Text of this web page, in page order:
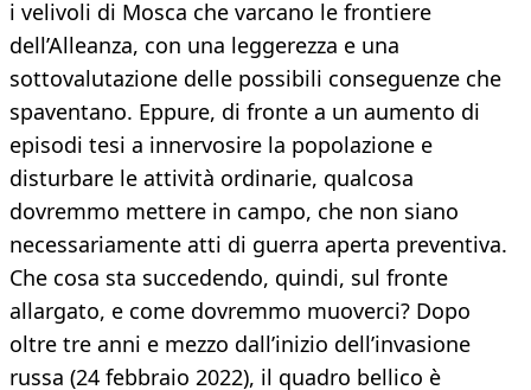
i velivoli di Mosca che varcano le frontiere
dell’Alleanza, con una leggerezza e una
sottovalutazione delle possibili conseguenze che
spaventano. Eppure, di fronte a un aumento di
episodi tesi a innervosire la popolazione e
disturbare le attività ordinarie, qualcosa
dovremmo mettere in campo, che non siano
necessariamente atti di guerra aperta preventiva.
Che cosa sta succedendo, quindi, sul fronte
allargato, e come dovremmo muoverci? Dopo
oltre tre anni e mezzo dall’inizio dell’invasione
russa (24 febbraio 2022), il quadro bellico è